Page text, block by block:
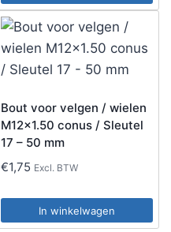
Bout voor velgen / wielen
M12x1.50 conus / Sleutel
17 – 50 mm
€1,75 Excl. BTW
In winkelwagen